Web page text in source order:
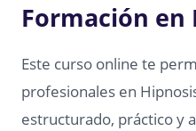
Formación en
Este curso online te
profesionales en
estructurado, práctico y